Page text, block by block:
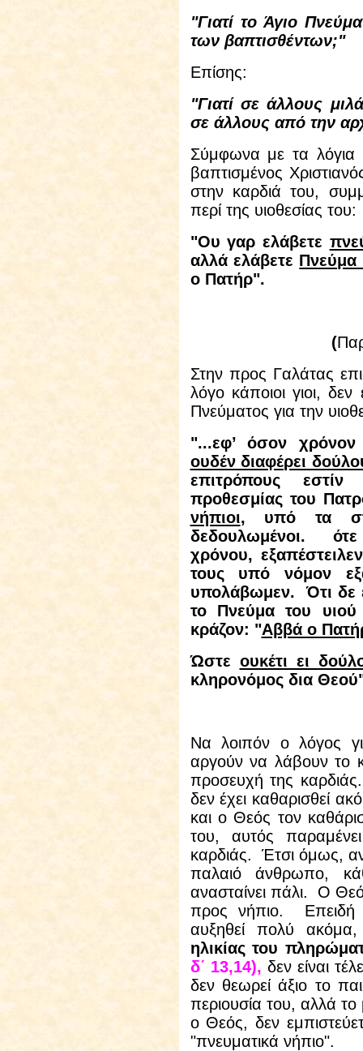
"Γιατί το Άγιο
των βαπτισθέντων;"
Επίσης:
"Γιατί σε άλλους
σε άλλους από την
Σύμφωνα με τα
βαπτισμένος
στην καρδιά του,
περί της υιοθεσίας του:
"Ου γαρ ελάβετε
αλλά ελάβετε Πνεύμα
ο Πατήρ".
(
Στην προς Γαλάτας
λόγο κάποιοι γιοι,
Πνεύματος για την
"...εφ’ όσον
ουδέν διαφέρει
επιτρόπους
προθεσμίας του
νήπιοι, υπό τα
δεδουλωμένοι.
χρόνου,
τους υπό νόμον
υπολάβωμεν.
Ότι δε
το Πνεύμα του
κράζον: "Αββά ο
Ώστε ουκέτι ει
κληρονόμος δια
Να λοιπόν ο λόγος
αργούν να λάβουν το
προσευχή της καρδιάς.
δεν έχει καθαρισθεί
και ο Θεός τον
του, αυτός
καρδιάς.
Έτσι όμως,
παλαιό άνθρωπο,
ανασταίνει πάλι.
Ο
προς νήπιο.
αυξηθεί πολύ
ηλικίας του
δ΄ 13,14), δεν είναι
δεν θεωρεί άξιο το
περιουσία του, αλλά το
ο Θεός, δεν
"πνευματικά νήπιο".